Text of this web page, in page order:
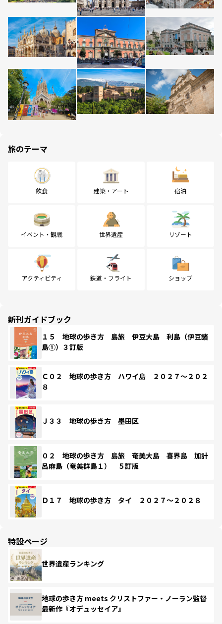
旅のテーマ
飲食 建築・アート 宿泊
イベント・観戦 世界遺産 リゾート
アクティビティ 鉄道・フライト ショップ
新刊ガイドブック
１５ 地球の歩き方 島旅 伊豆大島 利島（伊豆諸
島①）３訂版
Ｃ０２ 地球の歩き方 ハワイ島 ２０２７～２０２
８
Ｊ３３ 地球の歩き方 墨田区
０２ 地球の歩き方 島旅 奄美大島 喜界島 加計
呂麻島（奄美群島１） ５訂版
Ｄ１７ 地球の歩き方 タイ ２０２７～２０２８
特設ページ
世界遺産ランキング
地球の歩き方 meets クリストファー・ノーラン監督
最新作『オデュッセイア』